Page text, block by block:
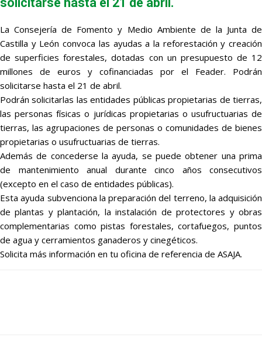
La Consejería de Fomento y Medio Ambiente de la Junta de
Castilla y León convoca las ayudas a la reforestación y creación
de superficies forestales, dotadas con un presupuesto de 12
millones de euros y cofinanciadas por el Feader. Podrán
solicitarse hasta el 21 de abril.
Podrán solicitarlas las entidades públicas propietarias de tierras,
las personas físicas o jurídicas propietarias o usufructuarias de
tierras, las agrupaciones de personas o comunidades de bienes
propietarias o usufructuarias de tierras.
Además de concederse la ayuda, se puede obtener una prima
de mantenimiento anual durante cinco años consecutivos
(excepto en el caso de entidades públicas).
Esta ayuda subvenciona la preparación del terreno, la adquisición
de plantas y plantación, la instalación de protectores y obras
complementarias como pistas forestales, cortafuegos, puntos
de agua y cerramientos ganaderos y cinegéticos.
Solicita más información en tu oficina de referencia de ASAJA.